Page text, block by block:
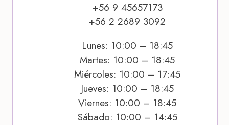
+56 9 45657173
+56 2 2689 3092
Lunes: 10:00 – 18:45
Martes: 10:00 – 18:45
Miércoles: 10:00 – 17:45
Jueves: 10:00 – 18:45
Viernes: 10:00 – 18:45
Sábado: 10:00 – 14:45